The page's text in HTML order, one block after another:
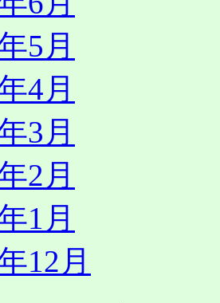
5月
4月
3月
2月
1月
12月